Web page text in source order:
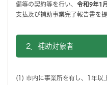
備等の契約等を行い、 令和9年1
支払及び補助事業完了報告書を
2．補助対象者
(1) 市内に事業所を有し、1年以